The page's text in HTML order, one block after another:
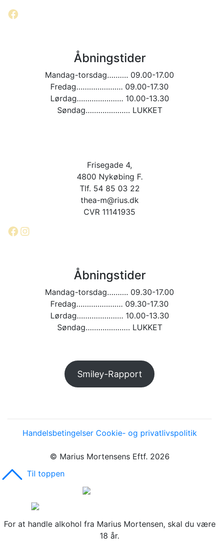
Facebook
Åbningstider
Mandag-torsdag………. 09.00-17.00
Fredag…………………. 09.00-17.30
Lørdag…………………. 10.00-13.30
Søndag………………… LUKKET
Frisegade 4,
4800 Nykøbing F.
Tlf. 54 85 03 22
thea-m@rius.dk
CVR 11141935
Facebook
Instagram
Åbningstider
Mandag-torsdag………. 09.30-17.00
Fredag…………………. 09.30-17.30
Lørdag…………………. 10.00-13.30
Søndag………………… LUKKET
Smiley-Rapport
Handelsbetingelser Cookie- og privatlivspolitik
© Marius Mortensens Eftf. 2026
Til toppen
For at handle alkohol fra Marius Mortensen, skal du være
18 år.